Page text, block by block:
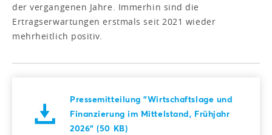
der vergangenen Jahre. Immerhin sind die
Ertragserwartungen erstmals seit 2021 wieder
mehrheitlich positiv.
Pressemitteilung "Wirtschaftslage und
Finanzierung im Mittelstand, Frühjahr
2026" (50 KB)